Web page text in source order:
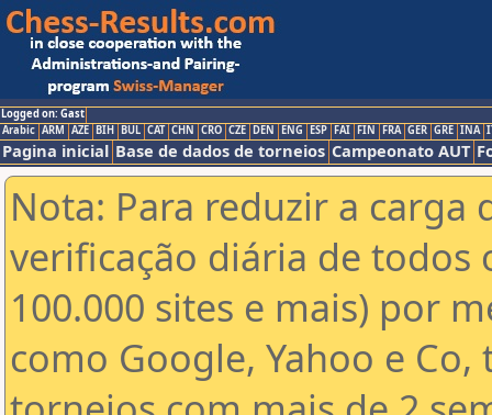
Logged on: Gast
Arabic ARM AZE BIH BUL CAT CHN CRO CZE DEN ENG ESP FAI FIN FRA GER GRE INA
Pagina inicial Base de dados de torneios Campeonato AUT
Nota: Para reduzir a carga
verificação diária de todos
100.000 sites e mais) por
como Google, Yahoo e